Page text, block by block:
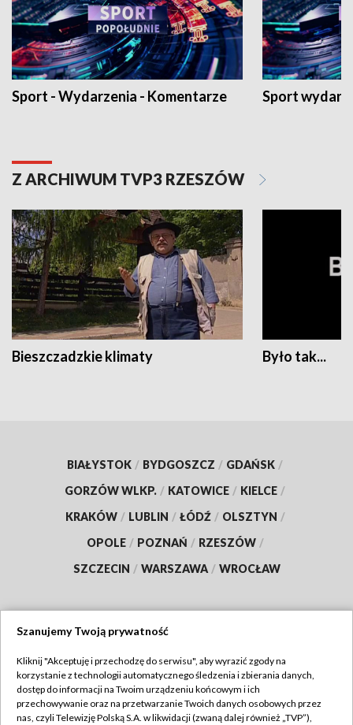
Sport - Wydarzenia - Komentarze Sport
Z ARCHIWUM TVP3 RZESZÓW
Bieszczadzkie klimaty Było tak...
BIAŁYSTOK / BYDGOSZCZ / GDAŃSK /
GORZÓW WLKP. / KATOWICE / KIELCE /
KRAKÓW / LUBLIN / ŁÓDŹ / OLSZTYN /
OPOLE / POZNAŃ / RZESZÓW /
SZCZECIN / WARSZAWA / WROCŁAW
TVP
Abonament TVP
Regulamin TVP
Szanujemy Twoją prywatność
Kliknij "Akceptuję i przechodzę do serwisu", aby wyrazić zgody na
korzystanie z technologii automatycznego śledzenia i zbierania danych,
dostęp do informacji na Twoim urządzeniu końcowym i ich
przechowywanie oraz na przetwarzanie Twoich danych osobowych przez
nas, czyli Telewizję Polską S.A. w likwidacji (zwaną dalej również „TVP”),